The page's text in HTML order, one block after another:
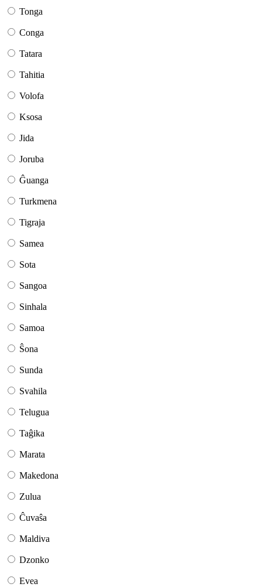
Tonga
Conga
Tatara
Tahitia
Volofa
Ksosa
Jida
Joruba
Ĝuanga
Turkmena
Tigraja
Samea
Sota
Sangoa
Sinhala
Samoa
Ŝona
Sunda
Svahila
Telugua
Taĝika
Marata
Makedona
Zulua
Ĉuvaŝa
Maldiva
Dzonko
Evea